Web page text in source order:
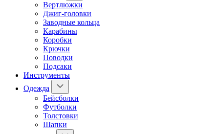
Вертлюжки
Джиг-головки
Заводные кольца
Карабины
Коробки
Крючки
Поводки
Подсаки
Инструменты
Одежда
Бейсболки
Футболки
Толстовки
Шапки